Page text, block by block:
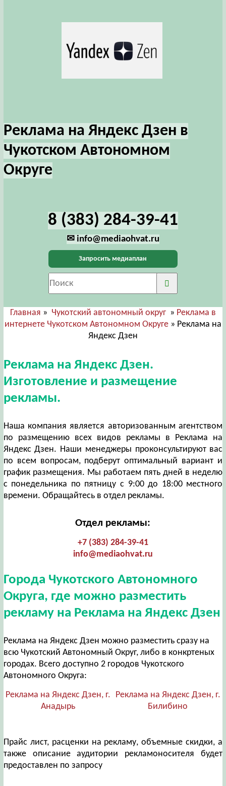
Реклама на Яндекс Дзен в
Чукотском Автономном
Округе
8 (383) 284-39-41
✉ info@mediaohvat.ru
Запросить медиаплан
Главная » Чукотский автономный округ» Реклама в
интернете Чукотском Автономном Округе» Реклама на
Яндекс Дзен
Реклама на Яндекс Дзен.
Изготовление и размещение
рекламы.
Наша компания является авторизованным агентством
по размещению всех видов рекламы в Реклама на
Яндекс Дзен. Наши менеджеры проконсультируют вас
по всем вопросам, подберут оптимальный вариант и
график размещения. Мы работаем пять дней в неделю
с понедельника по пятницу с 9:00 до 18:00 местного
времени. Обращайтесь в отдел рекламы.
Отдел рекламы:
+7 (383) 284-39-41
info@mediaohvat.ru
Города Чукотского Автономного
Округа, где можно разместить
рекламу на Реклама на Яндекс Дзен
Реклама на Яндекс Дзен можно разместить сразу на
всю Чукотский Автономный Округ, либо в конкртеных
городах. Всего доступно 2 городов Чукотского
Автономного Округа:
Реклама на Яндекс Дзен, г.
Анадырь
Реклама на Яндекс Дзен, г.
Билибино
Прайс лист, расценки на рекламу, объемные скидки, а
также описание аудитории рекламоносителя будет
предоставлен по запросу